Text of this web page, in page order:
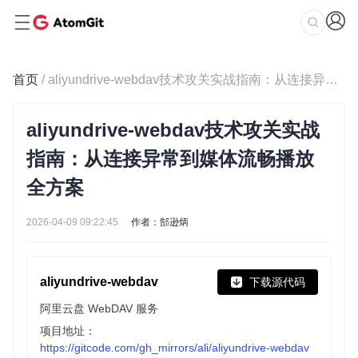
首页 / aliyundrive-webdav技术攻关实战指南：从连接异常到媒体流畅播放全方案
aliyundrive-webdav技术攻关实战
指南：从连接异常到媒体流畅播放
全方案
2026-04-09 09:22:45 作者：郜逊炳
aliyundrive-webdav 下载源代码
阿里云盘 WebDAV 服务
项目地址：
https://gitcode.com/gh_mirrors/ali/aliyundrive-webdav